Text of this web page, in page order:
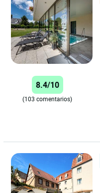
8.4/10
(103 comentarios)